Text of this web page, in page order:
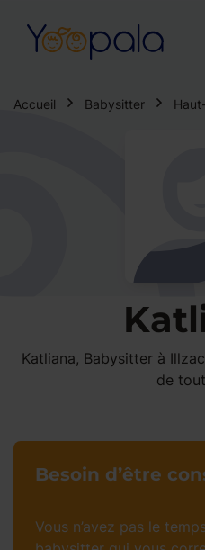
Accueil Babysitter
Katliana, Babysitter à
de
Besoin d’être
Vous n’avez pas le